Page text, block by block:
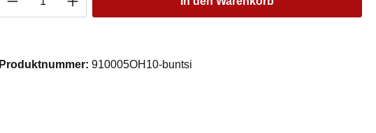
Produktnummer: 910005OH10-buntsi